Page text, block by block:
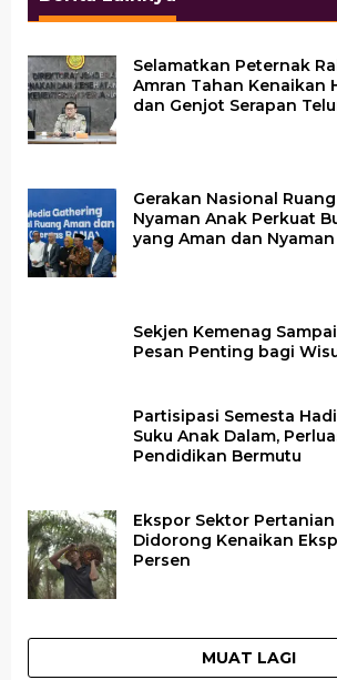
Selamatkan Peternak
Amran Tahan Kenaikan
dan Genjot Serapan
Gerakan Nasional
Nyaman Anak Perkuat
yang Aman dan Nyaman
Sekjen Kemenag
Pesan Penting bagi
Partisipasi Semesta
Suku Anak Dalam,
Pendidikan Bermutu
Ekspor Sektor
Didorong Kenaikan
Persen